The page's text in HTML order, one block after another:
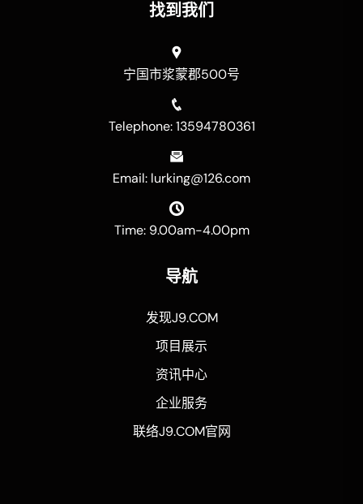
找到我们
宁国市浆蒙郡500号
Telephone: 13594780361
Email: lurking@126.com
Time: 9.00am-4.00pm
导航
发现J9.COM
项目展示
资讯中心
企业服务
联络J9.COM官网